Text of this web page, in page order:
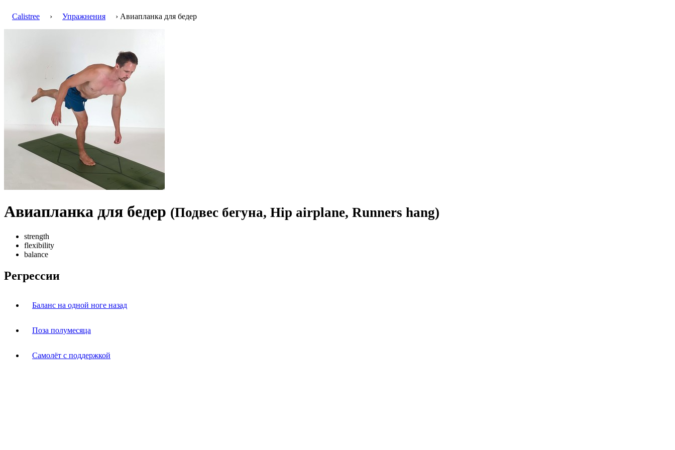
Calistree › Упражнения › Авиапланка для бедер
Авиапланка для бедер (Подвес бегуна, Hip airplane, Runners hang)
strength
flexibility
balance
Регрессии
Баланс на одной ноге назад
Поза полумесяца
Самолёт с поддержкой